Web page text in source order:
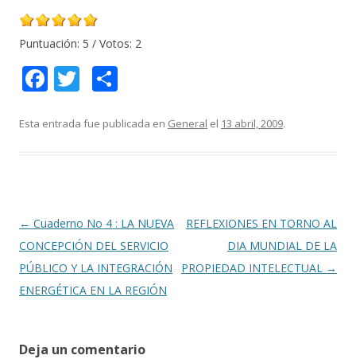
Puntuación: 5 / Votos: 2
F
e
k
T
itt m
r
Esta entrada fue publicada en General el 13 abril, 2009.
Navegación
de
entradas
← Cuaderno No 4 : LA NUEVA
CONCEPCIÓN DEL SERVICIO
PÚBLICO Y LA INTEGRACIÓN
ENERGÉTICA EN LA REGIÓN
REFLEXIONES EN TORNO AL
DIA MUNDIAL DE LA
PROPIEDAD INTELECTUAL →
Deja un comentario